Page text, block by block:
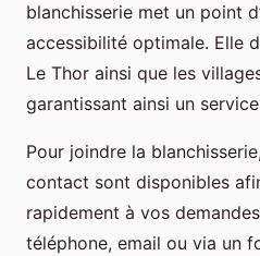
blanchisserie met un point
accessibilité optimale. Elle
Le Thor ainsi que les
garantissant ainsi un
Pour joindre la
contact sont disponibles
rapidement à vos
téléphone, email ou via un